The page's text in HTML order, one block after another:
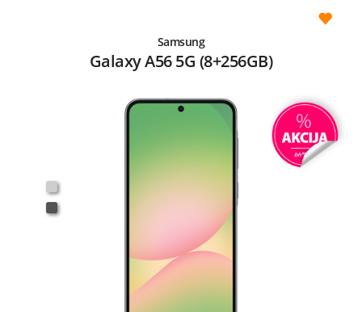
Samsung
Galaxy A56 5G (8+256GB)